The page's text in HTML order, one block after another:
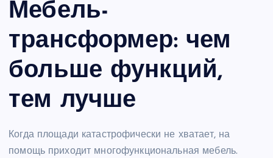
Мебель-
трансформер: чем
больше функций,
тем лучше
Когда площади катастрофически не хватает, на
помощь приходит многофункциональная мебель.